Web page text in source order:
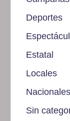
Deportes
Estatal
Locales
Nacionales
Sin